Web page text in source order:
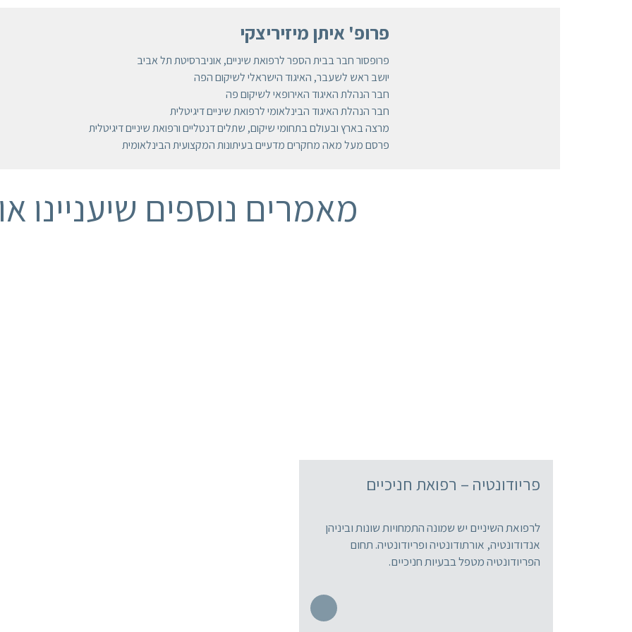
פרופ' איתן מיזיריצקי
פרופסור חבר בבית הספר לרפואת שיניים, אוניברסיטת תל אביב
יושב ראש לשעבר, האיגוד הישראלי לשיקום הפה
חבר הנהלת האיגוד האירופאי לשיקום פה
חבר הנהלת האיגוד הבינלאומי לרפואת שיניים דיגיטלית
מרצה בארץ ובעולם בתחומי שיקום, שתלים דנטליים ורפואת שיניים דיגיטלית
פרסם מעל מאה מחקרים מדעיים בעיתונות המקצועית הבינלאומית
מאמרים נוספים שיעניינו
פריודונטיה – רפואת חניכיים
לרפואת השיניים יש שמונה התמחויות שונות וביניהן
אנדודונטיה, אורתודונטיה ופריודונטיה. תחום
הפריודונטיה מטפל בבעיות חניכיים.